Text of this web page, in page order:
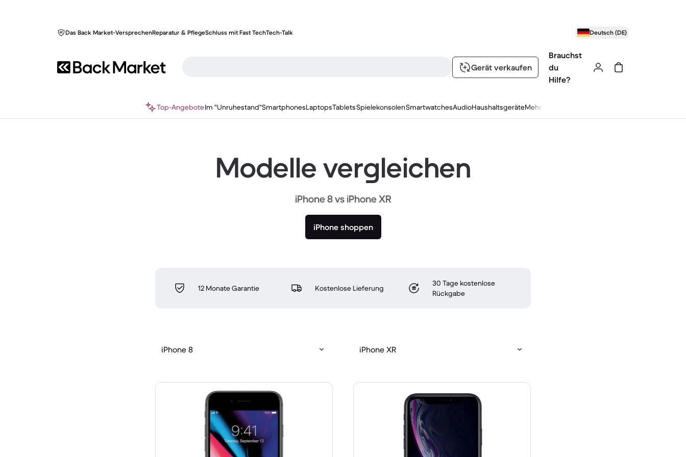
Das Back Market-VersprechenReparatur & PflegeSchluss mit Fast TechTech-Talk Deutsch (DE)
Gerät verkaufen
Brauchst
du
Hilfe?
Top-AngeboteIm "Unruhestand"SmartphonesLaptopsTabletsSpielekonsolenSmartwatchesAudioHaushaltsgeräteMehr
Modelle vergleichen
iPhone 8 vs iPhone XR
iPhone shoppen
12 Monate Garantie Kostenlose Lieferung
30 Tage kostenlose
Rückgabe
iPhone 8 iPhone XR